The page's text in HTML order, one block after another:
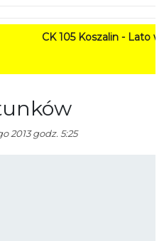
CK 105 Koszalin - Lato w
2013 godz. 5:25